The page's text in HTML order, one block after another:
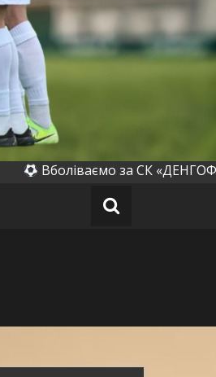
Вболіваємо за СК «ДЕНГОФФ»